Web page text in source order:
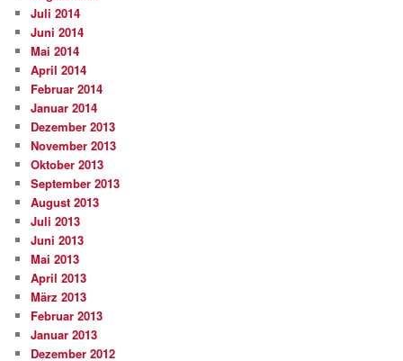
Juli 2014
Juni 2014
Mai 2014
April 2014
Februar 2014
Januar 2014
Dezember 2013
November 2013
Oktober 2013
September 2013
August 2013
Juli 2013
Juni 2013
Mai 2013
April 2013
März 2013
Februar 2013
Januar 2013
Dezember 2012